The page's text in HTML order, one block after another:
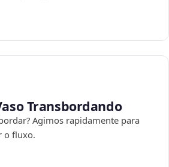
Transbordando
Agimos rapidamente para
o fluxo.